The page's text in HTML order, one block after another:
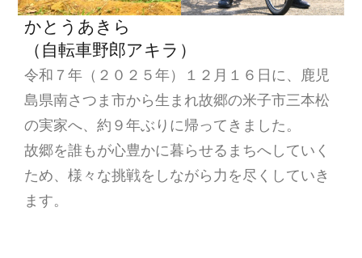
かとうあきら
（自転車野郎アキラ）
令和７年（２０２５年）１２月１６日に、鹿児
島県南さつま市から生まれ故郷の米子市三本松
の実家へ、約９年ぶりに帰ってきました。
故郷を誰もが心豊かに暮らせるまちへしていく
ため、様々な挑戦をしながら力を尽くしていき
ます。